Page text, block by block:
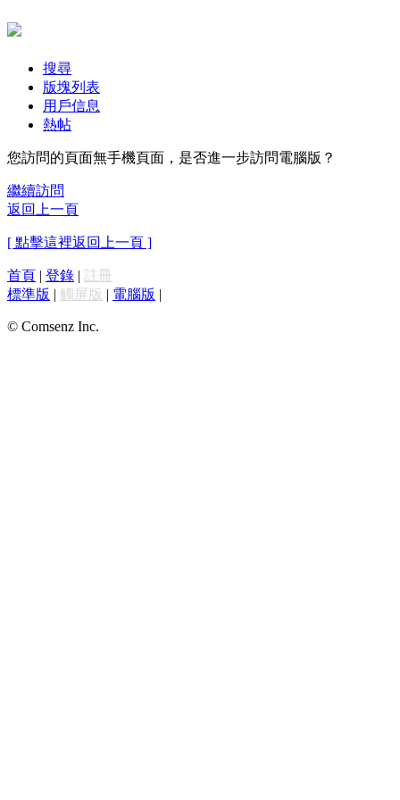
搜尋
版塊列表
用戶信息
熱帖
您訪問的頁面無手機頁面，是否進一步訪問電腦版？
繼續訪問
返回上一頁
[ 點擊這裡返回上一頁 ]
首頁 | 登錄 | 註冊
標準版 | 觸屏版 | 電腦版 |
© Comsenz Inc.